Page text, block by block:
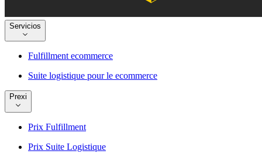
Servicios
Fulfillment ecommerce
Suite logistique pour le ecommerce
Prexi
Prix Fulfillment
Prix Suite Logistique